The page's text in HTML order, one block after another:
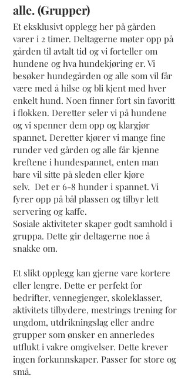
alle. (Grupper)
Et eksklusivt opplegg her på gården
varer i 2 timer. Deltagerne møter opp på
gården til avtalt tid og vi forteller om
hundene og hva hundekjøring er. Vi
besøker hundegården og alle som vil får
være med å hilse og bli kjent med hver
enkelt hund. Noen finner fort sin favoritt
i flokken. Deretter seler vi på hundene
og vi spenner dem opp og klargjør
spannet. Deretter kjører vi mange fine
runder ved gården og alle får kjenne
kreftene i hundespannet, enten man
bare vil sitte på sleden eller kjøre
selv. Det er 6-8 hunder i spannet. Vi
fyrer opp på bål plassen og tilbyr lett
servering og kaffe.
Sosiale aktiviteter skaper godt samhold i
gruppa. Dette gir deltagerne noe å
snakke om.
Et slikt opplegg kan gjerne vare kortere
eller lengre. Dette er perfekt for
bedrifter, vennegjenger, skoleklasser,
aktivitets tilbydere, mestrings trening for
ungdom, utdrikningslag eller andre
grupper som ønsker en annerledes
utflukt i vakre omgivelser. Dette krever
ingen forkunnskaper. Passer for store og
små.